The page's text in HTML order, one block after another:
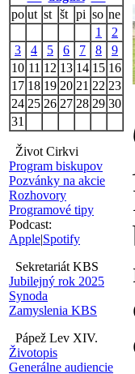
po ut st št pi so ne
1
2
3
4 5 6 7 8
9
10 11 12 13 14 15 16
17 18 19 20 21 22 23
24 25 26 27 28 29 30
31
Život Cirkvi
Program biskupov
Pozvánky na akcie
Rozhovory
Programové tipy
Podcast:
Apple|Spotify
Sekretariát KBS
Jubilejný rok 2025
Synoda
Zamyslenia KBS
Pápež Lev XIV.
Životopis
Generálne audiencie